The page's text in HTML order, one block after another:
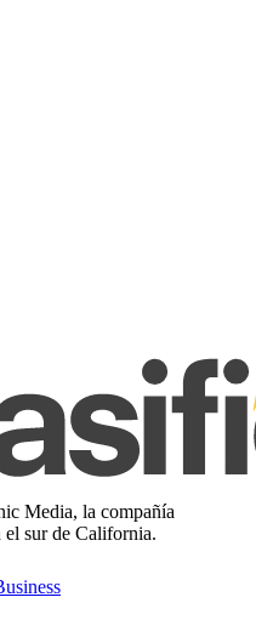
Media, la compañía
el sur de California.